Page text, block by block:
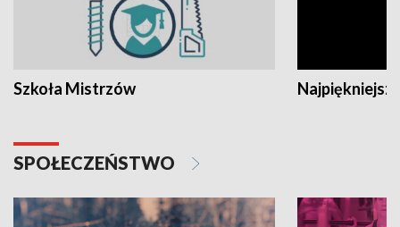
Szkoła Mistrzów
SPOŁECZEŃSTWO